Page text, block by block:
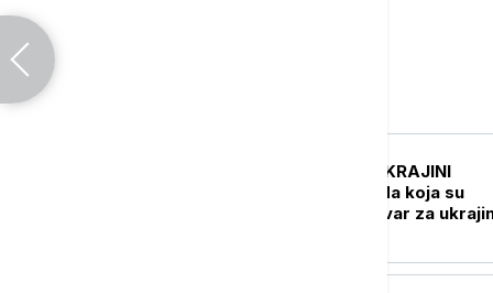
Pogođena tri broda koja su
prevozila vojni tovar za